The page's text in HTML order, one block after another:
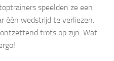
speelden ze een
één wedstrijd te verliezen.
trots op zijn. Wat